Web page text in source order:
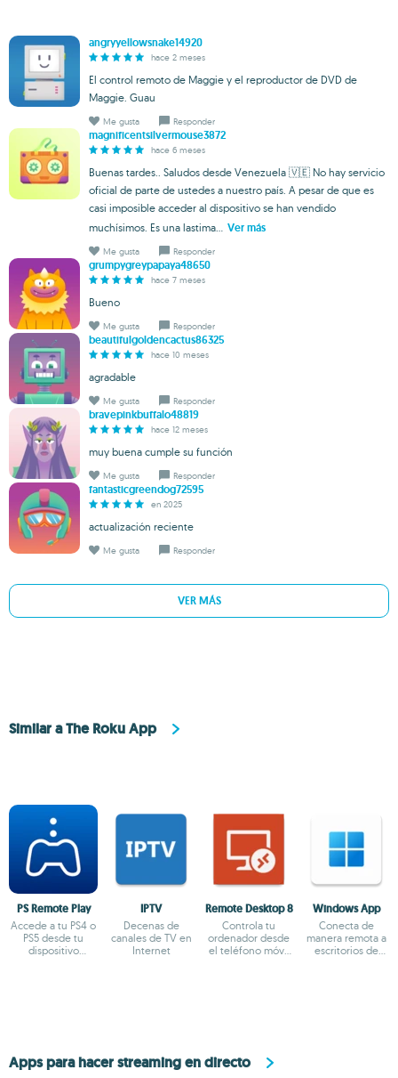
angryyellowsnake14920
hace 2 meses
El control remoto de Maggie y el reproductor de DVD de
Maggie. Guau
Me gusta Responder
magnificentsilvermouse3872
hace 6 meses
Buenas tardes.. Saludos desde Venezuela 🇻🇪 No hay servicio
oficial de parte de ustedes a nuestro país. A pesar de que es
casi imposible acceder al dispositivo se han vendido
muchísimos. Es una lastima...
Ver más
Me gusta Responder
grumpygreypapaya48650
hace 7 meses
Bueno
Me gusta Responder
beautifulgoldencactus86325
hace 10 meses
agradable
Me gusta Responder
bravepinkbuffalo48819
hace 12 meses
muy buena cumple su función
Me gusta Responder
fantasticgreendog72595
en 2025
actualización reciente
Me gusta Responder
VER MÁS
Similar a The Roku App
PS Remote Play
Accede a tu PS4 o
PS5 desde tu
dispositivo
IPTV
Decenas de
canales de TV en
Internet
Remote Desktop 8
Controla tu
ordenador desde
el teléfono móvil
Windows App
Conecta de
manera remota a
escritorios de
Apps para hacer streaming en directo